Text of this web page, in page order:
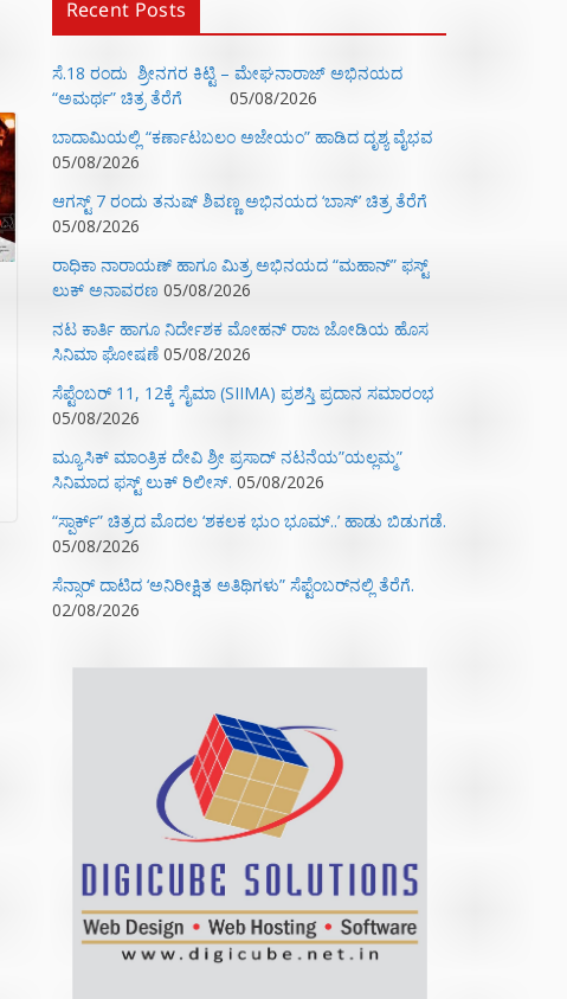
Recent Posts
ಸೆ.18 ರಂದು ಶ್ರೀನಗರ ಕಿಟ್ಟಿ – ಮೇಘನಾರಾಜ್ ಅಭಿನಯದ
“ಅಮರ್ಥ” ಚಿತ್ರ ತೆರೆಗೆ
05/08/2026
ಬಾದಾಮಿಯಲ್ಲಿ “ಕರ್ಣಾಟಬಲಂ ಅಜೇಯಂ” ಹಾಡಿದ ದೃಶ್ಯ ವೈಭವ
05/08/2026
ಆಗಸ್ಟ್ 7 ರಂದು ತನುಷ್ ಶಿವಣ್ಣ ಅಭಿನಯದ ‘ಬಾಸ್’ ಚಿತ್ರ ತೆರೆಗೆ
05/08/2026
ರಾಧಿಕಾ ನಾರಾಯಣ್ ಹಾಗೂ ಮಿತ್ರ ಅಭಿನಯದ “ಮಹಾನ್” ಫಸ್ಟ್
ಲುಕ್ ಅನಾವರಣ 05/08/2026
ನಟ ಕಾರ್ತಿ ಹಾಗೂ ನಿರ್ದೇಶಕ ಮೋಹನ್ ರಾಜ ಜೋಡಿಯ ಹೊಸ
ಸಿನಿಮಾ ಘೋಷಣೆ 05/08/2026
ಸೆಪ್ಟೆಂಬರ್ 11, 12ಕ್ಕೆ ಸೈಮಾ (SIIMA) ಪ್ರಶಸ್ತಿ ಪ್ರದಾನ ಸಮಾರಂಭ
05/08/2026
ಮ್ಯೂಸಿಕ್‌ ಮಾಂತ್ರಿಕ ದೇವಿ ಶ್ರೀ ಪ್ರಸಾದ್ ನಟನೆಯ”ಯಲ್ಲಮ್ಮ”
ಸಿನಿಮಾದ ಫಸ್ಟ್‌ ಲುಕ್‌ ರಿಲೀಸ್. 05/08/2026
“ಸ್ಪಾರ್ಕ್” ಚಿತ್ರದ ಮೊದಲ‌ ‘ಶಕಲಕ ಭುಂ‌ ಭೂಮ್..’ ಹಾಡು ಬಿಡುಗಡೆ.
05/08/2026
ಸೆನ್ಸಾರ್ ದಾಟಿದ ‘ಅನಿರೀಕ್ಷಿತ ಅತಿಥಿಗಳು” ಸೆಪ್ಟೆಂಬರ್‌ನಲ್ಲಿ ತೆರೆಗೆ.
02/08/2026